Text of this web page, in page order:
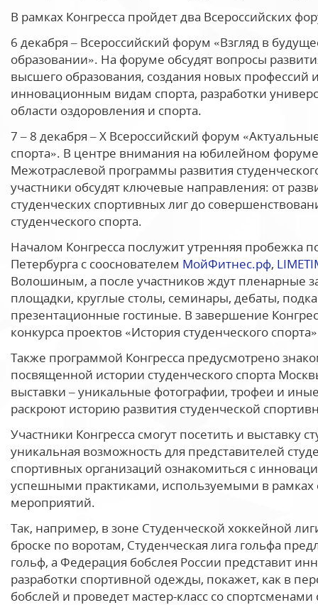
В рамках Конгресса пройдет два Всероссийских
6 декабря – Всероссийский форум «Взгляд в
образовании». На форуме обсудят вопросы
высшего образования, создания новых профессий
инновационным видам спорта, разработки
области оздоровления и спорта.
7 – 8 декабря –Х Всероссийский форум
спорта». В центре внимания на юбилейном форуме
Межотраслевой программы развития
участники обсудят ключевые направления: от
студенческих спортивных лиг до
студенческого спорта.
Началом Конгресса послужит утренняя пробежка
Петербурга с сооснователем МойФитнес.рф,
Волошиным, а после участников ждут пленарные
площадки, круглые столы, семинары, дебаты,
презентационные гостиные. В завершение
конкурса проектов «История студенческого
Также программой Конгресса предусмотрено
посвященной истории студенческого спорта
выставки – уникальные фотографии, трофеи и
раскроют историю развития студенческой
Участники Конгресса смогут посетить и выставку
уникальная возможность для представителей
спортивных организаций ознакомиться с
успешными практиками, используемыми в рамках
мероприятий.
Так, например, в зоне Студенческой хоккейной
броске по воротам, Студенческая лига гольфа
гольф, а Федерация бобслея России представит
разработки спортивной одежды, покажет, как в
бобслей и проведет мастер-класс со